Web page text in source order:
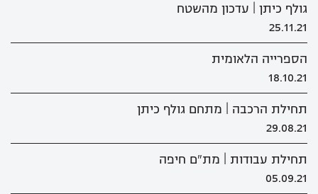
גולף כיתן | עדכון מהשטח
25.11.21
הספרייה הלאומית
18.10.21
תחילת הרכבה | מתחם גולף כיתן
29.08.21
תחילת עבודות | מת"ם חיפה
05.09.21